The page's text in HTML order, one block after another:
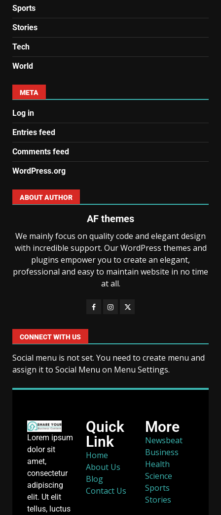
Sports
Stories
Tech
World
META
Log in
Entries feed
Comments feed
WordPress.org
ABOUT AUTHOR
AF themes
We mainly focus on quality code and elegant design
with incredible support. Our WordPress themes and
plugins empower you to create an elegant,
professional and easy to maintain website in no time
at all.
CONNECT WITH US
Social menu is not set. You need to create menu and
assign it to Social Menu on Menu Settings.
Lorem ipsum
dolor sit
amet,
consectetur
adipiscing
elit. Ut elit
tellus, luctus
Quick
Link
Home
About Us
Blog
Contact Us
More
Newsbeat
Business
Health
Science
Sports
Stories